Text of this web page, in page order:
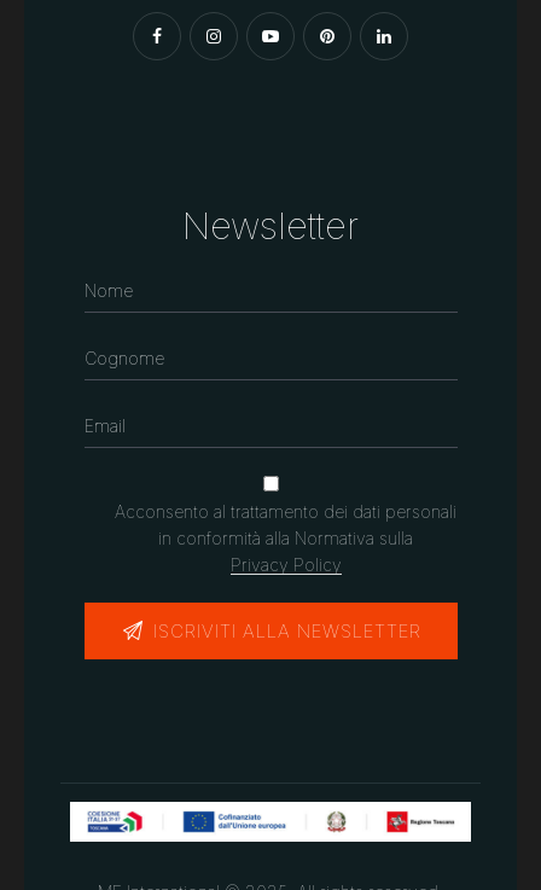
Newsletter
Acconsento al trattamento dei dati personali
in conformità alla Normativa sulla
Privacy Policy